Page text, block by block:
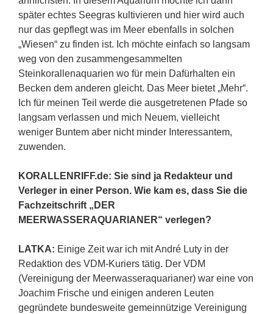
später echtes Seegras kultivieren und hier wird auch
nur das gepflegt was im Meer ebenfalls in solchen
„Wiesen“ zu finden ist. Ich möchte einfach so langsam
weg von den zusammengesammelten
Steinkorallenaquarien wo für mein Dafürhalten ein
Becken dem anderen gleicht. Das Meer bietet „Mehr“.
Ich für meinen Teil werde die ausgetretenen Pfade so
langsam verlassen und mich Neuem, vielleicht
weniger Buntem aber nicht minder Interessantem,
zuwenden.
KORALLENRIFF.de: Sie sind ja Redakteur und
Verleger in einer Person. Wie kam es, dass Sie die
Fachzeitschrift „DER
MEERWASSERAQUARIANER“ verlegen?
LATKA: Einige Zeit war ich mit André Luty in der
Redaktion des VDM-Kuriers tätig. Der VDM
(Vereinigung der Meerwasseraquarianer) war eine von
Joachim Frische und einigen anderen Leuten
gegründete bundesweite gemeinnützige Vereinigung